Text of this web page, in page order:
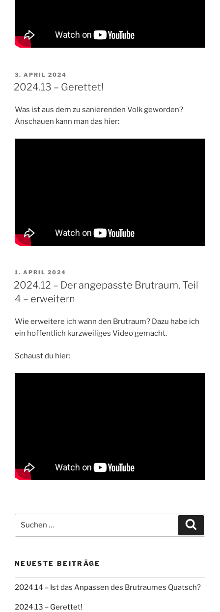
VERÖFFENTLICHT
AM
3. APRIL 2024
2024.13 – Gerettet!
Was ist aus dem zu sanierenden Volk geworden?
Anschauen kann man das hier:
VERÖFFENTLICHT
AM
1. APRIL 2024
2024.12 – Der angepasste Brutraum, Teil
4 – erweitern
Wie erweitere ich wann den Brutraum? Dazu habe ich
ein hoffentlich kurzweiliges Video gemacht.
Schaust du hier:
nach:
NEUESTE BEITRÄGE
2024.14 – Ist das Anpassen des Brutraumes Quatsch?
2024.13 – Gerettet!